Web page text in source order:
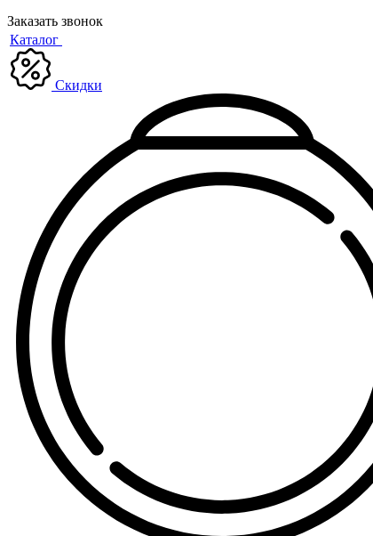
Заказать звонок
Каталог
Скидки